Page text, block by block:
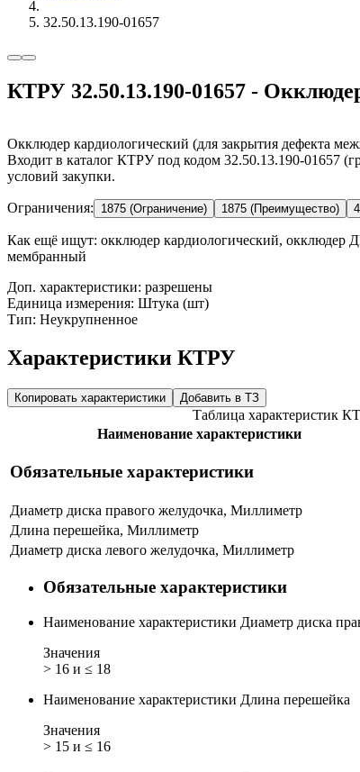
32.50.13.190-01657
КТРУ 32.50.13.190-01657 -
Окклюдер кардиологический (для закрытия дефекта
Входит в каталог КТРУ под кодом 32.50.13.190-01657
условий закупки.
Ограничения: 1875 (Ограничение) 1875 (Преимущество)
Как ещё ищут: окклюдер кардиологический,
мембранный
Доп. характеристики: разрешены
Единица измерения: Штука (шт)
Тип: Неукрупненное
Характеристики КТРУ
Копировать характеристики Добавить в ТЗ
Таблица характеристик
Наименование характеристики
Обязательные характеристики
Диаметр диска правого желудочка, Миллиметр
Длина перешейка, Миллиметр
Диаметр диска левого желудочка, Миллиметр
Обязательные характеристики
Наименование характеристики Диаметр диска
Значения
> 16 и ≤ 18
Наименование характеристики Длина перешейка
Значения
> 15 и ≤ 16